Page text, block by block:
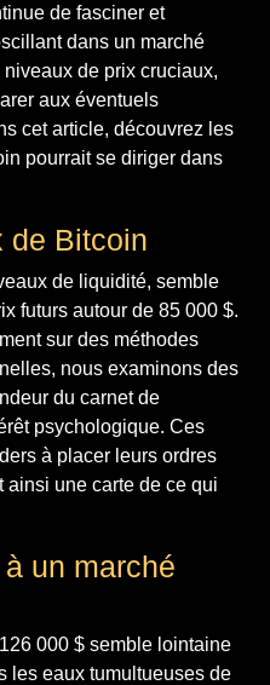
de fasciner et
dans un marché
de prix cruciaux,
aux éventuels
cet article, découvrez les
pourrait se diriger dans
de Bitcoin
de liquidité, semble
futurs autour de 85 000 $.
sur des méthodes
nous examinons des
du carnet de
psychologique. Ces
à placer leurs ordres
ainsi une carte de ce qui
un marché
000 $ semble lointaine
les eaux tumultueuses de